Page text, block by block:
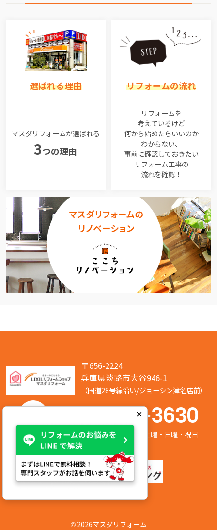
選ばれる理由
マスダリフォームが選ばれる
3つの理由
リフォームの流れ
リフォームを
考えているけど
何から始めたらいいのか
わからない、
事前に確認しておきたい
リフォーム工事の
流れを確認！
〒656-2224
兵庫県淡路市大谷946-1
（国道28号線沿い/ジョーシン津名店前）
050-7586-3630
営業時間:8:00～17:00 定休日:第2/第4土曜・日曜・祝日
© 2026マスダリフォーム
×